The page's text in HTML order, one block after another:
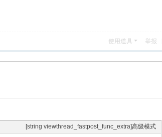
使用道具 举报
[string viewthread_fastpost_func_extra]高级模式